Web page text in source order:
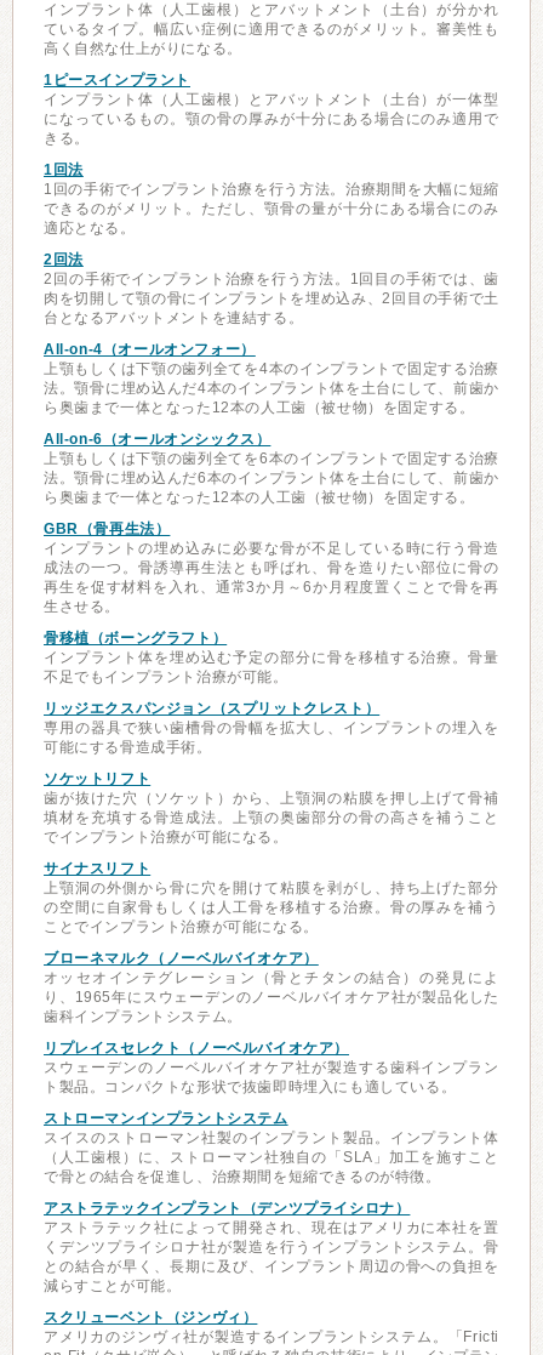
インプラント体（人工歯根）とアバットメント（土台）が分かれ
ているタイプ。幅広い症例に適用できるのがメリット。審美性も
高く自然な仕上がりになる。
1ピースインプラント
インプラント体（人工歯根）とアバットメント（土台）が一体型
になっているもの。顎の骨の厚みが十分にある場合にのみ適用で
きる。
1回法
1回の手術でインプラント治療を行う方法。治療期間を大幅に短縮
できるのがメリット。ただし、顎骨の量が十分にある場合にのみ
適応となる。
2回法
2回の手術でインプラント治療を行う方法。1回目の手術では、歯
肉を切開して顎の骨にインプラントを埋め込み、2回目の手術で土
台となるアバットメントを連結する。
All-on-4（オールオンフォー）
上顎もしくは下顎の歯列全てを4本のインプラントで固定する治療
法。顎骨に埋め込んだ4本のインプラント体を土台にして、前歯か
ら奥歯まで一体となった12本の人工歯（被せ物）を固定する。
All-on-6（オールオンシックス）
上顎もしくは下顎の歯列全てを6本のインプラントで固定する治療
法。顎骨に埋め込んだ6本のインプラント体を土台にして、前歯か
ら奥歯まで一体となった12本の人工歯（被せ物）を固定する。
GBR（骨再生法）
インプラントの埋め込みに必要な骨が不足している時に行う骨造
成法の一つ。骨誘導再生法とも呼ばれ、骨を造りたい部位に骨の
再生を促す材料を入れ、通常3か月～6か月程度置くことで骨を再
生させる。
骨移植（ボーングラフト）
インプラント体を埋め込む予定の部分に骨を移植する治療。骨量
不足でもインプラント治療が可能。
リッジエクスパンジョン（スプリットクレスト）
専用の器具で狭い歯槽骨の骨幅を拡大し、インプラントの埋入を
可能にする骨造成手術。
ソケットリフト
歯が抜けた穴（ソケット）から、上顎洞の粘膜を押し上げて骨補
填材を充填する骨造成法。上顎の奥歯部分の骨の高さを補うこと
でインプラント治療が可能になる。
サイナスリフト
上顎洞の外側から骨に穴を開けて粘膜を剥がし、持ち上げた部分
の空間に自家骨もしくは人工骨を移植する治療。骨の厚みを補う
ことでインプラント治療が可能になる。
ブローネマルク（ノーベルバイオケア）
オッセオインテグレーション（骨とチタンの結合）の発見によ
り、1965年にスウェーデンのノーベルバイオケア社が製品化した
歯科インプラントシステム。
リプレイスセレクト（ノーベルバイオケア）
スウェーデンのノーベルバイオケア社が製造する歯科インプラン
ト製品。コンパクトな形状で抜歯即時埋入にも適している。
ストローマンインプラントシステム
スイスのストローマン社製のインプラント製品。インプラント体
（人工歯根）に、ストローマン社独自の「SLA」加工を施すこと
で骨との結合を促進し、治療期間を短縮できるのが特徴。
アストラテックインプラント（デンツプライシロナ）
アストラテック社によって開発され、現在はアメリカに本社を置
くデンツプライシロナ社が製造を行うインプラントシステム。骨
との結合が早く、長期に及び、インプラント周辺の骨への負担を
減らすことが可能。
スクリューベント（ジンヴィ）
アメリカのジンヴィ社が製造するインプラントシステム。「Fricti